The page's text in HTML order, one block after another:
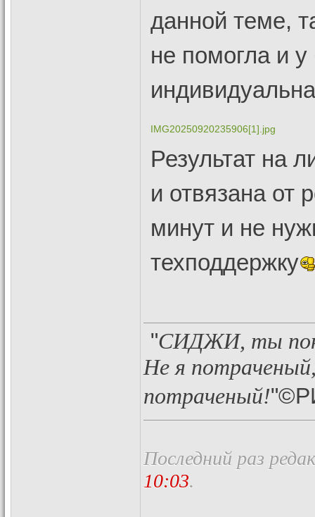
данной теме,
не помогла и
IMG20250920235906[1].jpg
Результат на
и отвязана от
минут и не
техподдержку
"СИДЖИ, ты
Не я
потраченый!
Последний раз
10:03.